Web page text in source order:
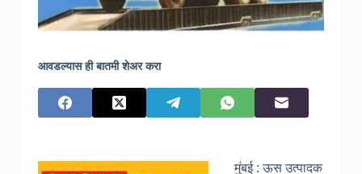
आवडल्यास ही बातमी शेअर करा
मुंबई : ऊस उत्पादक